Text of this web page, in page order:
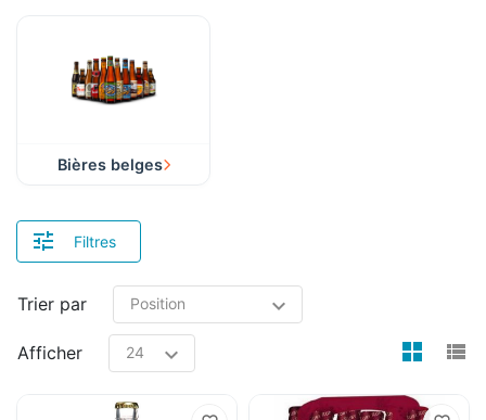
Bières belges
Filtres
Trier par
Afficher